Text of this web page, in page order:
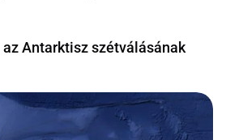
Antarktisz szétválásának